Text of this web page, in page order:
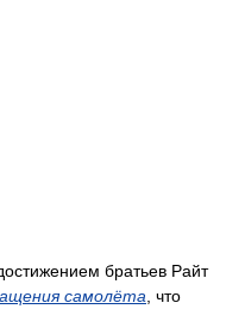
братьев Райт
самолёта , что